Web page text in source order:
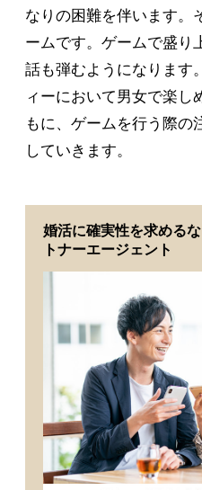
なりの困難を伴います。
ームです。ゲームで盛り
話も弾むようになります
ィーにおいて男女で楽し
もに、ゲームを行う際の
していきます。
婚活に確実性を求めるな
トナーエージェント